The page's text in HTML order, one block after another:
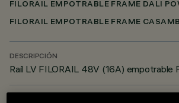
FILORAIL EMPOTRABLE FRAME DALI
FILORAIL EMPOTRABLE FRAME
DESCRIPCIÓN
Raíl LV FILORAIL 48V (16A) empotrable